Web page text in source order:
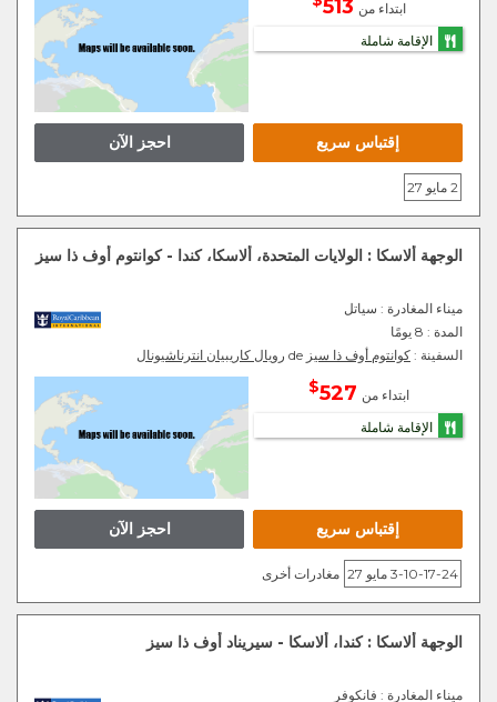
ابتداء من 513
الإقامة شاملة
احجز الآن إقتباس سريع
2 مايو 27
الوجهة ألاسكا : الولايات المتحدة، ألاسكا، كندا - كوانتوم أوف ذا سيز
ميناء المغادرة : سياتل
المدة : 8 يومًا
السفينة : كوانتوم أوف ذا سيز رويال كاريبيان انترناشيونال
ابتداء من 527
$
الإقامة شاملة
احجز الآن إقتباس سريع
3-10-17-24 مايو 27 مغادرات أخرى
الوجهة ألاسكا : كندا، ألاسكا - سيريناد أوف ذا سيز
ميناء المغادرة : فانكوفر